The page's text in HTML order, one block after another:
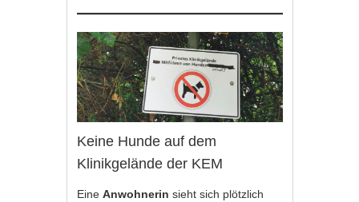
Keine Hunde auf dem
Klinikgelände der KEM
EineAnwohnerinsieht sich plötzlich